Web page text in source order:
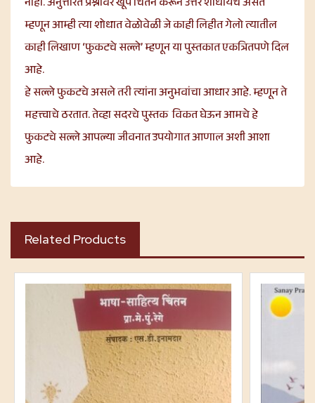
नाही. अनुत्तरित प्रश्नांवर खूप चिंतन करून उत्तर शोधायचे असते
म्हणून आम्ही त्या शोधात वेळोवेळी जे काही लिहीत गेलो त्यातील
काही लिखाण ‘फुकटचे सल्ले’ म्हणून या पुस्तकात एकत्रितपणे दिल
आहे.
हे सल्ले फुकटचे असले तरी त्यांना अनुभवांचा आधार आहे. म्हणून ते
महत्त्वाचे ठरतात. तेव्हा सदरचे पुस्तक विकत घेऊन आमचे हे
फुकटचे सल्ले आपल्या जीवनात उपयोगात आणाल अशी आशा
आहे.
Related Products